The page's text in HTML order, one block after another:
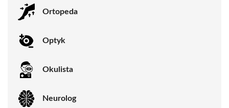
Ortopeda
Optyk
Okulista
Neurolog